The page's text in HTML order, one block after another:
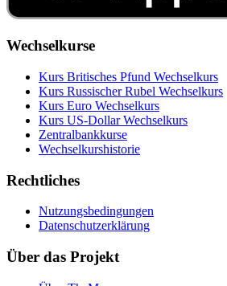
Wechselkurse
Kurs Britisches Pfund Wechselkurs
Kurs Russischer Rubel Wechselkurs
Kurs Euro Wechselkurs
Kurs US‑Dollar Wechselkurs
Zentralbankkurse
Wechselkurshistorie
Rechtliches
Nutzungsbedingungen
Datenschutzerklärung
Über das Projekt